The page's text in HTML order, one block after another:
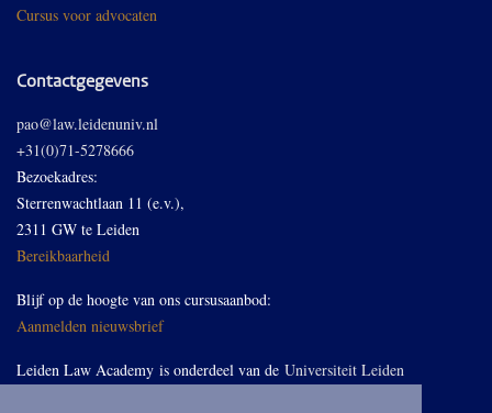
Cursus voor advocaten
Contactgegevens
pao@law.leidenuniv.nl
+31(0)71-5278666
Bezoekadres:
Sterrenwachtlaan 11 (e.v.),
2311 GW te Leiden
Bereikbaarheid
Blijf op de hoogte van ons cursusaanbod:
Aanmelden nieuwsbrief
Leiden Law Academy is onderdeel van de Universiteit Leiden